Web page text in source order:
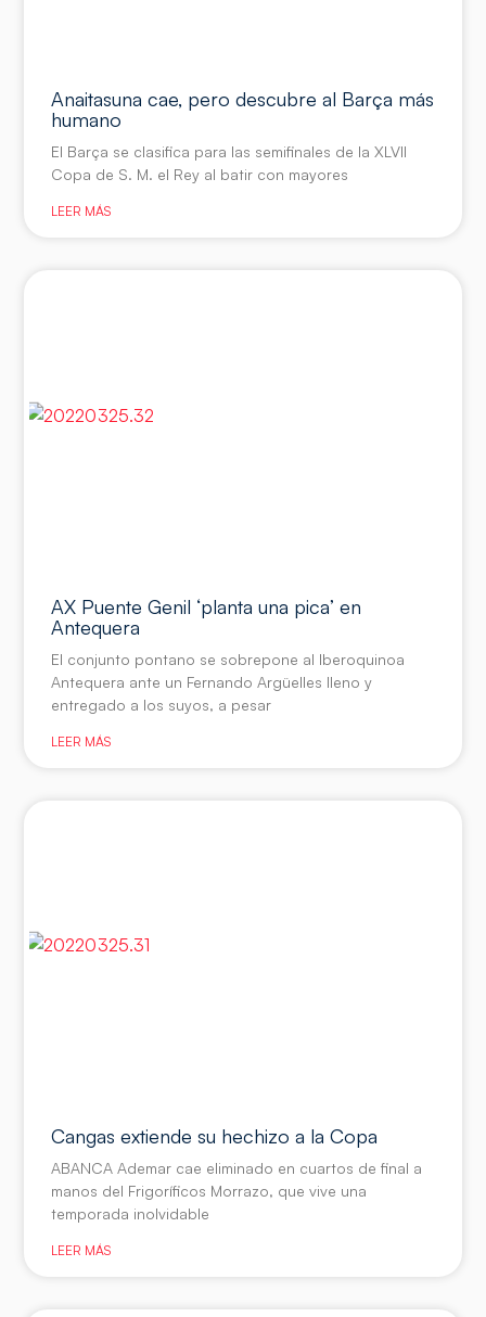
Anaitasuna cae, pero descubre al Barça más
humano
El Barça se clasifica para las semifinales de la XLVII
Copa de S. M. el Rey al batir con mayores
LEER MÁS
AX Puente Genil ‘planta una pica’ en
Antequera
El conjunto pontano se sobrepone al Iberoquinoa
Antequera ante un Fernando Argüelles lleno y
entregado a los suyos, a pesar
LEER MÁS
Cangas extiende su hechizo a la Copa
ABANCA Ademar cae eliminado en cuartos de final a
manos del Frigoríficos Morrazo, que vive una
temporada inolvidable
LEER MÁS